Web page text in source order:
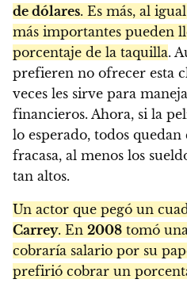
de dólares. Es más, al
más importantes pueden
porcentaje de la taquilla.
prefieren no ofrecer esta
veces les sirve para
financieros. Ahora, si la
lo esperado, todos
fracasa, al menos los
tan altos.
Un actor que pegó un
Carrey. En 2008 tomó
cobraría salario por su
prefirió cobrar un